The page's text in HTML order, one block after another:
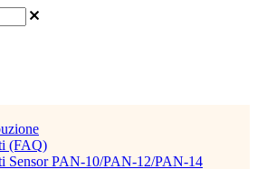
(FAQ)
Sensor PAN-10/PAN-12/PAN-14